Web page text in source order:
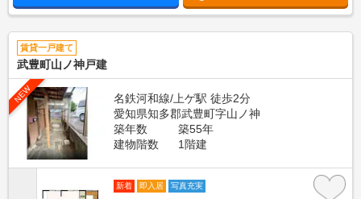
賃貸一戸建て
武豊町山ノ神戸建
NEW
名鉄河和線/上ゲ駅 徒歩2分
愛知県知多郡武豊町字山ノ神
築年数
築55年
建物階数
1階建
新着 即入居 写真充実